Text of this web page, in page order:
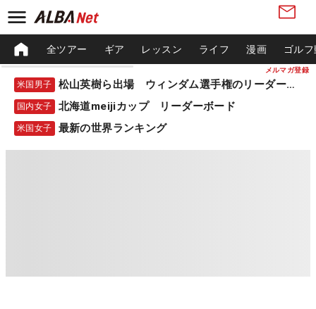
メルマガ登録
全ツアー ギア レッスン ライフ 漫画 ゴル
米国男子 松山英樹ら出場 ウィンダム選手権のリーダーボード
国内女子 北海道meijiカップ リーダーボード
米国女子 最新の世界ランキング